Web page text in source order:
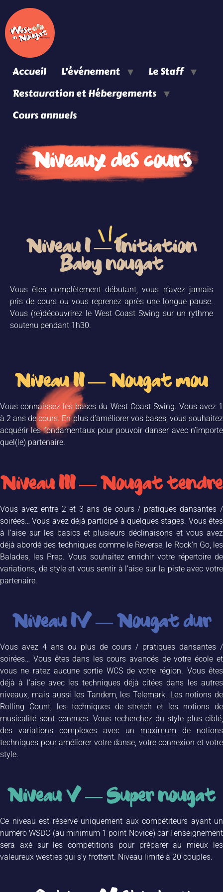
Accueil L’événement
Le Staff
Restauration et Hébergements
Cours annuels
Niveaux des cours
Niveau I — Initiation
Baby nougat
Vous êtes complètement débutant, vous n’avez jamais
pris de cours ou vous reprenez après une longue pause.
Vous (re)découvrirez le West Coast Swing sur un rythme
soutenu pendant 1h30.
Niveau II — Nougat mou
Vous connaissez les bases du West Coast Swing. Vous avez 1
à 2 ans de cours. En plus d’améliorer vos bases, vous souhaitez
acquérir les fondamentaux pour pouvoir danser avec n’importe
quel(le) partenaire.
Niveau III — Nougat tendre
Vous avez entre 2 et 3 ans de cours / pratiques dansantes /
soirées…Vous avez déjà participé à quelques stages. Vous êtes
à l’aise sur les basics et plusieurs déclinaisons et vous avez
déjà abordé des techniques comme le Reverse, le Rock’n Go, les
Balades, les Prep. Vous souhaitez enrichir votre répertoire de
variations, de style et vous sentir à l’aise sur la piste avec votre
partenaire.
Niveau IV — Nougat dur
Vous avez 4 ans ou plus de cours / pratiques dansantes /
soirées… Vous êtes dans les cours avancés de votre école et
vous ne ratez aucune sortie WCS de votre région. Vous êtes
déjà à l’aise avec les techniques déjà citées dans les autres
niveaux, mais aussi les Tandem, les Telemark. Les notions de
Rolling Count, les techniques de stretch et les notions de
musicalité sont connues. Vous recherchez du style plus ciblé,
des variations complexes avec un maximum de notions
techniques pour améliorer votre danse, votre connexion et votre
style.
Niveau V — Super nougat
Ce niveau est réservé uniquement aux compétiteurs ayant un
numéro WSDC (au minimum 1 point Novice) car l’enseignement
sera axé sur les compétitions pour préparer au mieux les
valeureux westies qui s’y frottent. Niveau limité à 20 couples.